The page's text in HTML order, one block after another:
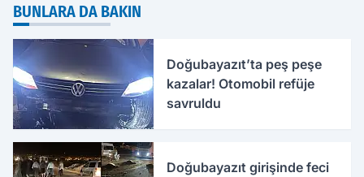
BUNLARA DA BAKIN
Doğubayazıt’ta peş peşe
kazalar! Otomobil refüje
savruldu
Doğubayazıt girişinde feci